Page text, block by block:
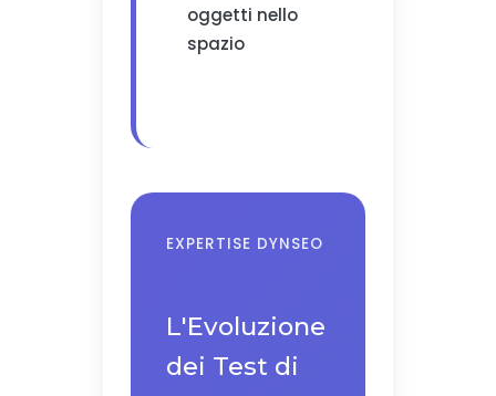
oggetti nello
spazio
EXPERTISE DYNSEO
L'Evoluzione
dei Test di